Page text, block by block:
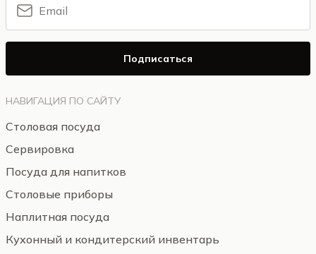
НАВИГАЦИЯ ПО САЙТУ
Столовая посуда
Сервировка
Посуда для напитков
Столовые приборы
Наплитная посуда
Кухонный и кондитерский инвентарь
Подписаться